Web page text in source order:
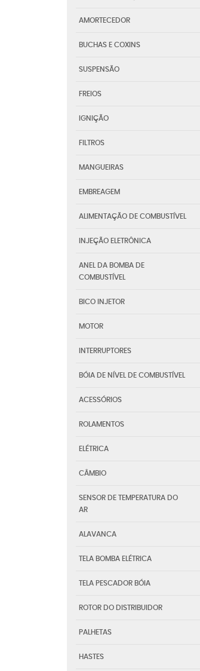
AMORTECEDOR
BUCHAS E COXINS
SUSPENSÃO
FREIOS
IGNIÇÃO
FILTROS
MANGUEIRAS
EMBREAGEM
ALIMENTAÇÃO DE COMBUSTÍVEL
INJEÇÃO ELETRÔNICA
ANEL DA BOMBA DE
COMBUSTÍVEL
BICO INJETOR
MOTOR
INTERRUPTORES
BÓIA DE NÍVEL DE COMBUSTÍVEL
ACESSÓRIOS
ROLAMENTOS
ELÉTRICA
CÂMBIO
SENSOR DE TEMPERATURA DO
AR
ALAVANCA
TELA BOMBA ELÉTRICA
TELA PESCADOR BÓIA
ROTOR DO DISTRIBUIDOR
PALHETAS
HASTES